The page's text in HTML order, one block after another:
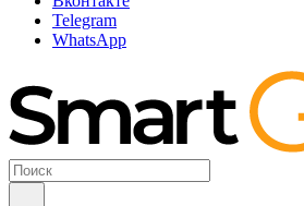
Telegram
WhatsApp